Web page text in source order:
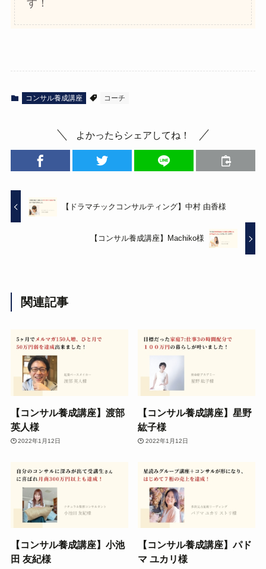
す！
コンサル養成講座 コーチ
よかったらシェアしてね！
【ドラマチックコンサルティング】中村 由香様
【コンサル養成講座】Machiko様
関連記事
【コンサル養成講座】渡部
英人様
2022年1月12日
【コンサル養成講座】星野
紘子様
2022年1月12日
【コンサル養成講座】小池
田 友紀様
【コンサル養成講座】パド
マ ユカリ様